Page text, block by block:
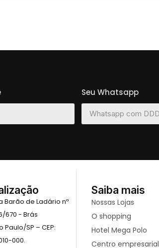
Seu Whatsapp
Barão de Ladário nº
670 - Brás
Paulo/SP – CEP:
000.
Saiba mais
Nossas Lojas
O shopping
Hotel Mega Polo
Centro empresarial